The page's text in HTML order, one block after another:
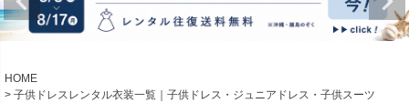
カテゴリ詳細→ サイズで選ぶ →
Rentalレンタル
性別・サイズで絞り込む→
Startはじめに
01
HOME
子供ドレスレンタル衣装一覧｜子供ドレス・ジュニアドレス・子供スーツ